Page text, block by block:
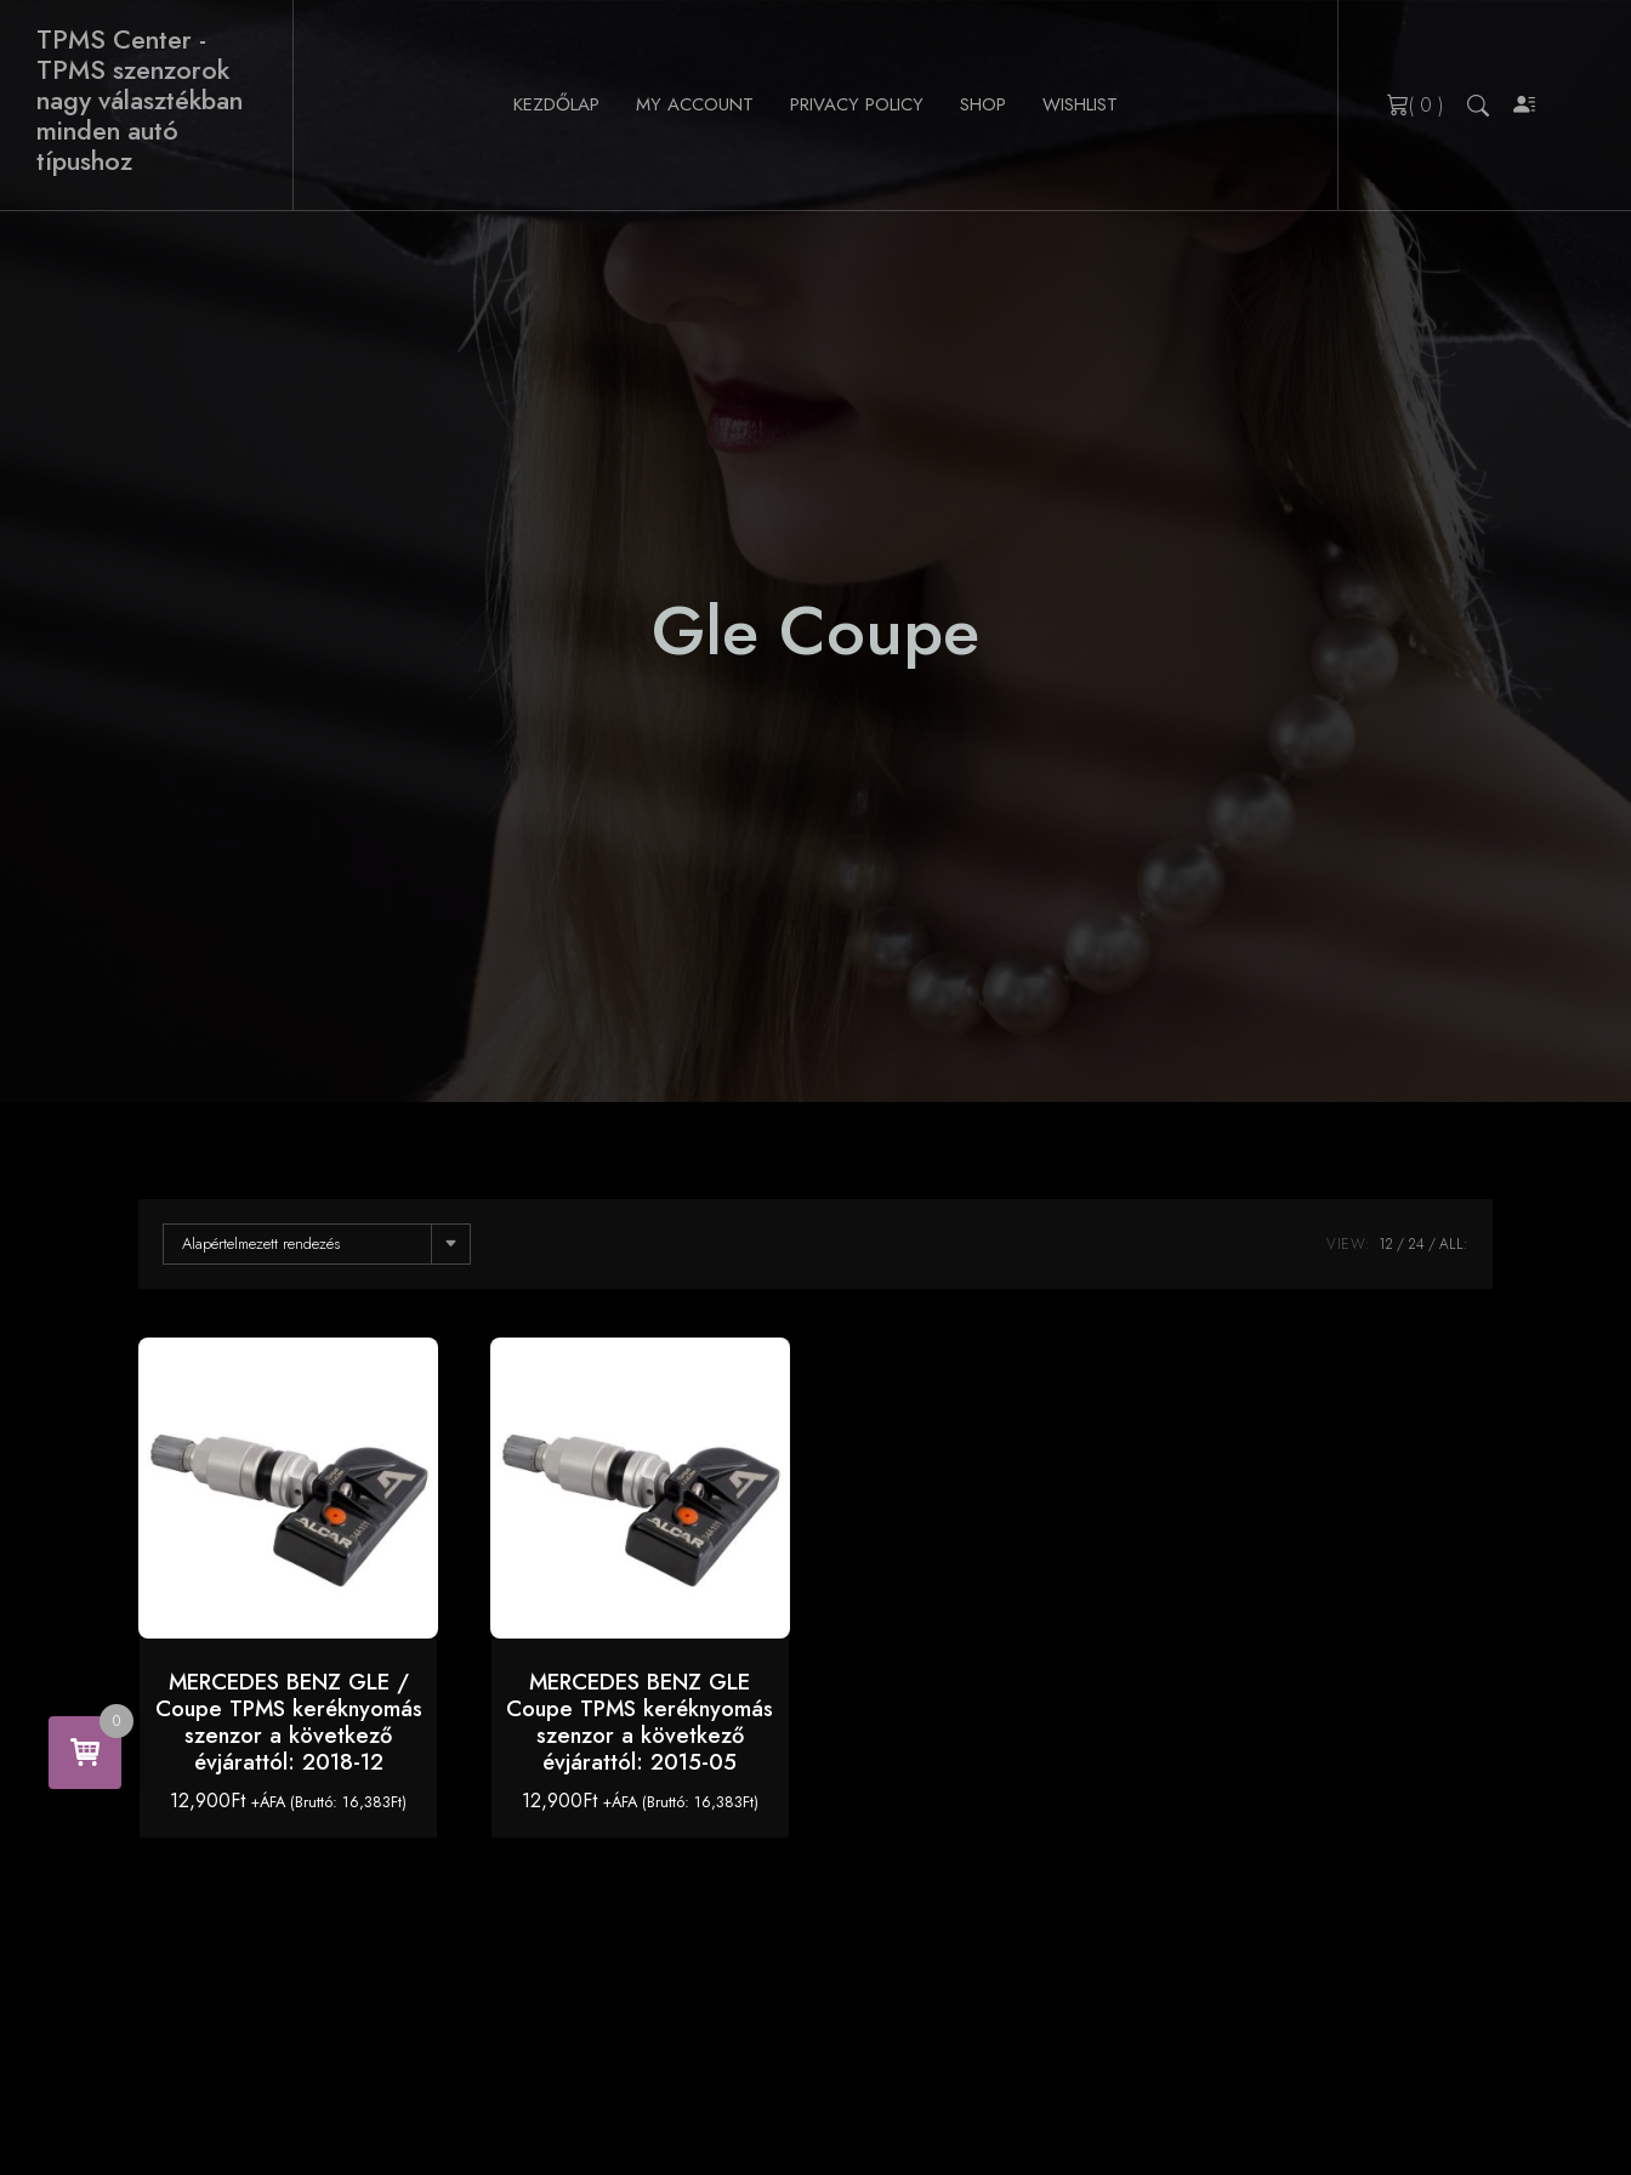
content
TPMS Center -
TPMS szenzorok
nagy választékban
minden autó
típushoz
KEZDŐLAP MY ACCOUNT PRIVACY POLICY SHOP WISHLIST ( 0 )
Gle Coupe
Alapértelmezett rendezés VIEW: 12 24 ALL:
MERCEDES BENZ GLE /
Coupe TPMS keréknyomás
szenzor a következő
évjárattól: 2018-12
12,900Ft +ÁFA (Bruttó: 16,383Ft)
MERCEDES BENZ GLE
Coupe TPMS keréknyomás
szenzor a következő
évjárattól: 2015-05
12,900Ft +ÁFA (Bruttó: 16,383Ft)
0